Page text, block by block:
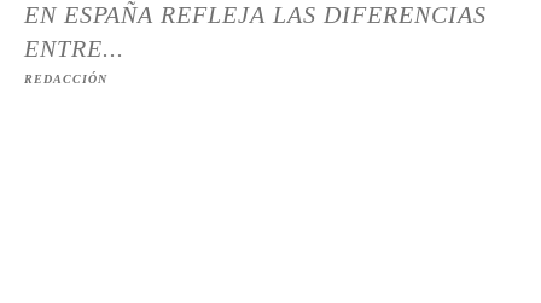
EN ESPAÑA REFLEJA LAS DIFERENCIAS
ENTRE...
REDACCIÓN